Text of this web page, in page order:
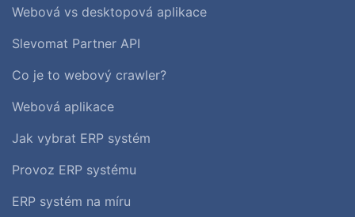
Webová vs desktopová aplikace
Slevomat Partner API
Co je to webový crawler?
Webová aplikace
Jak vybrat ERP systém
Provoz ERP systému
ERP systém na míru